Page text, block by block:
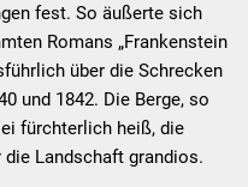
fest. So äußerte sich
Romans „Frankenstein
über die Schrecken
und 1842. Die Berge, so
fürchterlich heiß, die
Landschaft grandios.